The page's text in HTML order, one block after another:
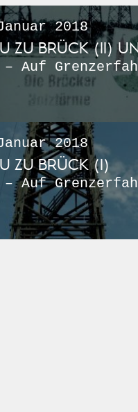
2018
ZU BRÜCK (II)
Auf
2018
ZU BRÜCK (I)
Auf